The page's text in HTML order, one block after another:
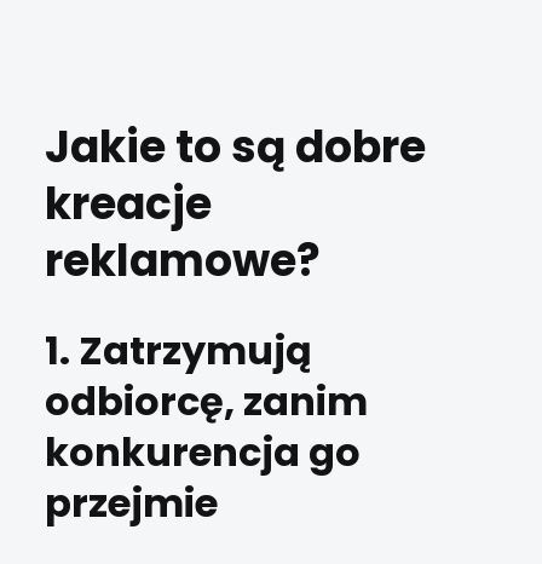
Jakie to są dobre
kreacje
reklamowe?
1. Zatrzymują
odbiorcę, zanim
konkurencja go
przejmie